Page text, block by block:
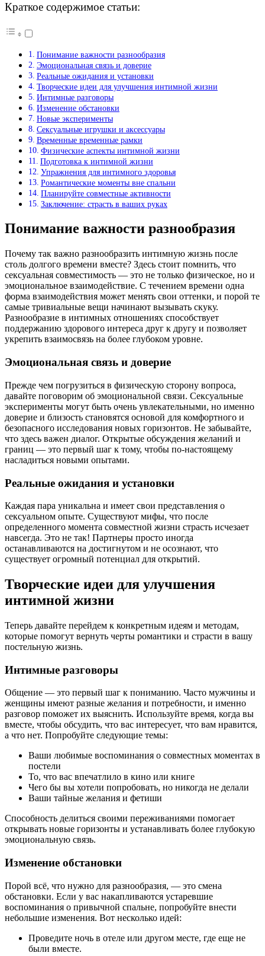
Краткое содержимое статьи:
Понимание важности разнообразия
Эмоциональная связь и доверие
Реальные ожидания и установки
Творческие идеи для улучшения интимной жизни
Интимные разговоры
Изменение обстановки
Новые эксперименты
Сексуальные игрушки и аксессуары
Временные временные рамки
Физические аспекты интимной жизни
Подготовка к интимной жизни
Упражнения для интимного здоровья
Романтические моменты вне спальни
Планируйте совместные активности
Заключение: страсть в ваших руках
Понимание важности разнообразия
Почему так важно разнообразить интимную жизнь после
столь долгого времени вместе? Здесь стоит помнить, что
сексуальная совместимость — это не только физическое, но и
эмоциональное взаимодействие. С течением времени одна
форма взаимодействия может менять свои оттенки, и порой те
самые тривиальные вещи начинают вызывать скуку.
Разнообразие в интимных отношениях способствует
поддержанию здорового интереса друг к другу и позволяет
укрепить взаимосвязь на более глубоком уровне.
Эмоциональная связь и доверие
Прежде чем погрузиться в физическую сторону вопроса,
давайте поговорим об эмоциональной связи. Сексуальные
эксперименты могут быть очень увлекательными, но именно
доверие и близость становятся основой для комфортного и
безопасного исследования новых горизонтов. Не забывайте,
что здесь важен диалог. Открытые обсуждения желаний и
границ — это первый шаг к тому, чтобы по-настоящему
насладиться новыми опытами.
Реальные ожидания и установки
Каждая пара уникальна и имеет свои представления о
сексуальном опыте. Существуют мифы, что после
определенного момента совместной жизни страсть исчезает
навсегда. Это не так! Партнеры просто иногда
останавливаются на достигнутом и не осознают, что
существует огромный потенциал для открытий.
Творческие идеи для улучшения
интимной жизни
Теперь давайте перейдем к конкретным идеям и методам,
которые помогут вернуть черты романтики и страсти в вашу
постельную жизнь.
Интимные разговоры
Общение — это первый шаг к пониманию. Часто мужчины и
женщины имеют разные желания и потребности, и именно
разговор поможет их выяснить. Используйте время, когда вы
вместе, чтобы обсудить, что вас интересует, что вам нравится,
а что нет. Попробуйте следующие темы:
Ваши любимые воспоминания о совместных моментах в
постели
То, что вас впечатлило в кино или книге
Чего бы вы хотели попробовать, но никогда не делали
Ваши тайные желания и фетиши
Способность делиться своими переживаниями помогает
открывать новые горизонты и устанавливать более глубокую
эмоциональную связь.
Изменение обстановки
Порой всё, что нужно для разнообразия, — это смена
обстановки. Если у вас накапливаются устаревшие
воспоминания о привычной спальне, попробуйте внести
небольшие изменения. Вот несколько идей:
Проведите ночь в отеле или другом месте, где еще не
были вместе.